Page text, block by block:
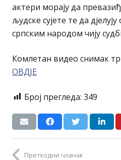
актери морају да
људске сујете те да
српским народом чију
Комлетан видео снимак
ОВДЈЕ
Број прегледа: 349
Претходни чланак